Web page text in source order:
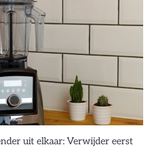
uit elkaar: Verwijder eerst